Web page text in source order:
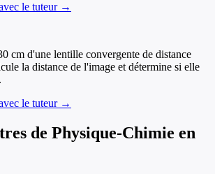
le tuteur →
cm d'une lentille convergente de distance
la distance de l'image et détermine si elle
le tuteur →
de Physique-Chimie en